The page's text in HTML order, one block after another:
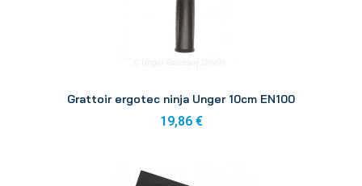
Grattoir ergotec ninja Unger 10cm EN100
19,86 €